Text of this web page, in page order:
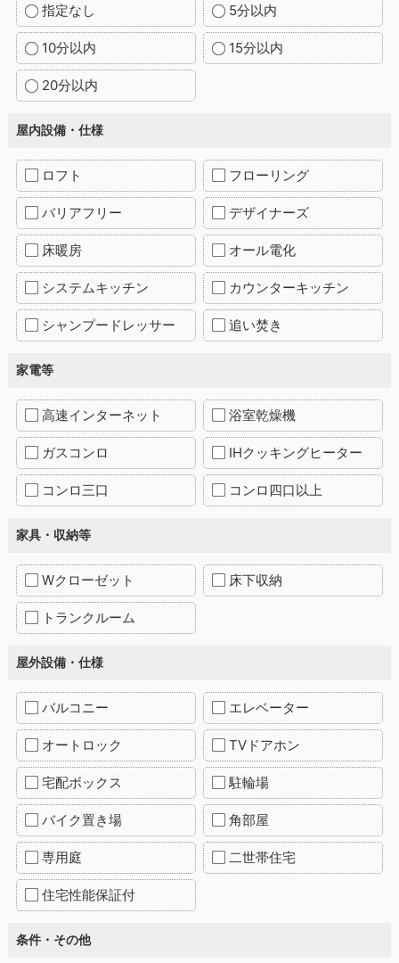
指定なし 5分以内
10分以内 15分以内
20分以内
屋内設備・仕様
ロフト フローリング
バリアフリー デザイナーズ
床暖房 オール電化
システムキッチン カウンターキッチン
シャンプードレッサー 追い焚き
家電等
高速インターネット 浴室乾燥機
ガスコンロ IHクッキングヒーター
コンロ三口 コンロ四口以上
家具・収納等
Wクローゼット 床下収納
トランクルーム
屋外設備・仕様
バルコニー エレベーター
オートロック TVドアホン
宅配ボックス 駐輪場
バイク置き場 角部屋
専用庭 二世帯住宅
住宅性能保証付
条件・その他